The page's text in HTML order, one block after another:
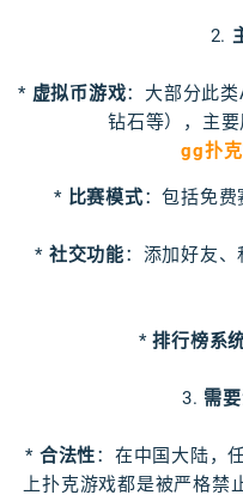
2.
* 虚拟币游戏：大部分此
钻石等），主要
gg扑
* 比赛模式：包括免费
* 社交功能：添加好友
*排行榜系
3. 需
* 合法性：在中国大陆，
上扑克游戏都是被严格禁